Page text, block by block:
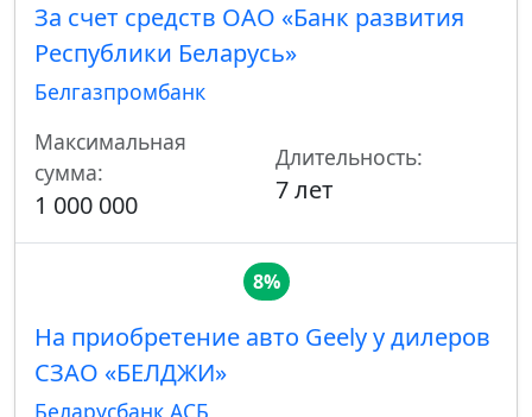
За счет средств ОАО «Банк развития
Республики Беларусь»
Белгазпромбанк
Максимальная
сумма:
1 000 000
Длительность:
7 лет
8%
На приобретение авто Geely у дилеров
СЗАО «БЕЛДЖИ»